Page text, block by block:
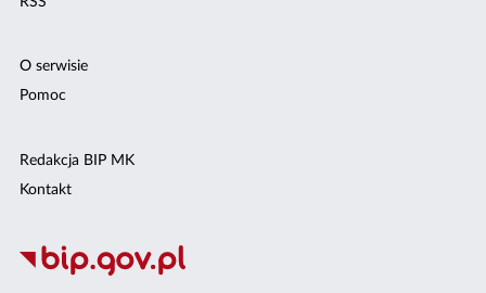
O serwisie
Pomoc
Redakcja BIP MK
Kontakt